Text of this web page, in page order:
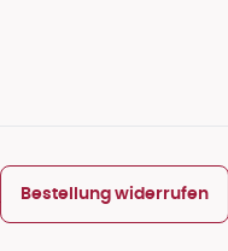
Bestellung widerrufen